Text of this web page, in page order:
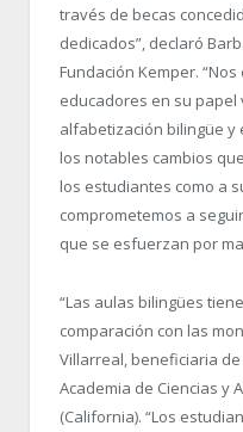
través de becas
dedicados”, declaró
Fundación Kemper. “Nos
educadores en su papel
alfabetización bilingüe y
los notables cambios
los estudiantes como a
comprometemos a
que se esfuerzan por
“Las aulas bilingües
comparación con las
Villarreal, beneficiaria
Academia de Ciencias y
(California). “Los